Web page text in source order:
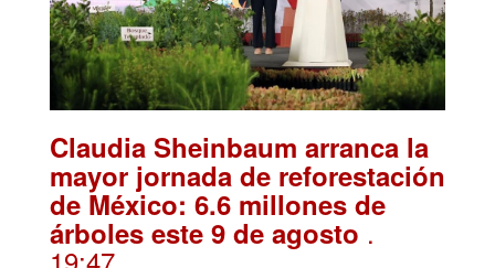
Claudia Sheinbaum arranca la
mayor jornada de reforestación
de México: 6.6 millones de
árboles este 9 de agosto .